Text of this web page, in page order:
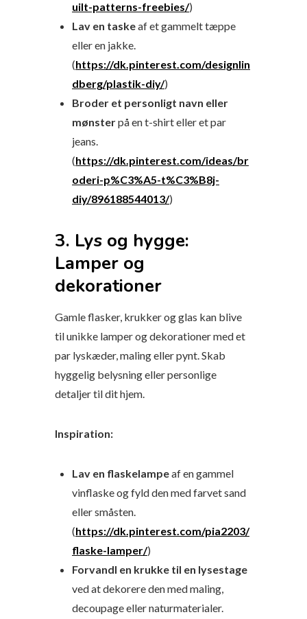
uilt-patterns-freebies/)
Lav en taskeaf et gammelt tæppe
eller en jakke.
(https://dk.pinterest.com/designlin
dberg/plastik-diy/)
Broder et personligt navn eller
mønsterpå en t-shirt eller et par
jeans.
(https://dk.pinterest.com/ideas/br
oderi-p%C3%A5-t%C3%B8j-
diy/896188544013/)
3. Lys og hygge:
Lamper og
dekorationer
Gamle flasker, krukker og glas kan blive
til unikke lamper og dekorationer med et
par lyskæder, maling eller pynt. Skab
hyggelig belysning eller personlige
detaljer til dit hjem.
Inspiration:
Lav en flaskelampeaf en gammel
vinflaske og fyld den med farvet sand
eller småsten.
(https://dk.pinterest.com/pia2203/
flaske-lamper/)
Forvandl en krukke til en lysestage
ved at dekorere den med maling,
decoupage eller naturmaterialer.